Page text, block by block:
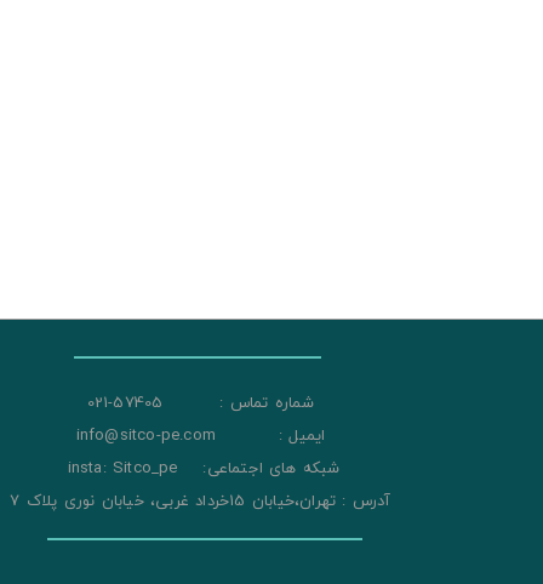
شماره تماس : 57405-021
ایمیل : info@sitco-pe.com
شبکه های اجتماعی: insta: Sitco_pe
آدرس : تهران،خیابان 15خرداد غربی، خیابان نوری پلاک 7